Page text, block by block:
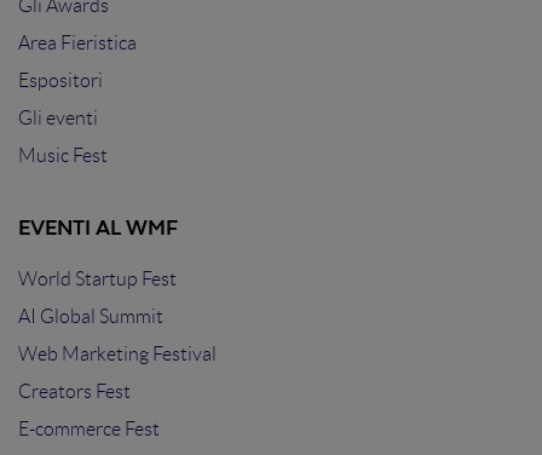
Gli Awards
Area Fieristica
Espositori
Gli eventi
Music Fest
EVENTI AL WMF
World Startup Fest
AI Global Summit
Web Marketing Festival
Creators Fest
E-commerce Fest